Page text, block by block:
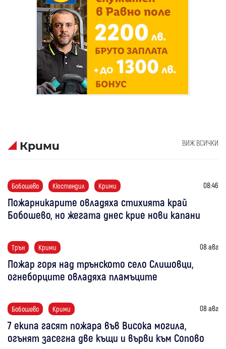
Крими ВИЖ ВСИЧКИ
Бобошево Кюстендил Крими 08:46
Пожарникарите овладяха стихията край
Бобошево, но жегата днес крие нови капани
Трън Крими 08 авг
Пожар горя над трънското село Слишовци,
огнеборците овладяха пламъците
Бобошево Крими 08 авг
7 екипа гасят пожара във Висока могила,
огънят засегна две къщи и върви към Сопово